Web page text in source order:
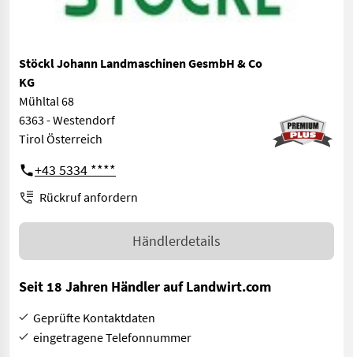
Stöckl Johann Landmaschinen GesmbH & Co
KG
Mühltal 68
6363 - Westendorf
Tirol Österreich
+43 5334 ****
Rückruf anfordern
Händlerdetails
Seit 18 Jahren Händler auf Landwirt.com
Geprüfte Kontaktdaten
eingetragene Telefonnummer